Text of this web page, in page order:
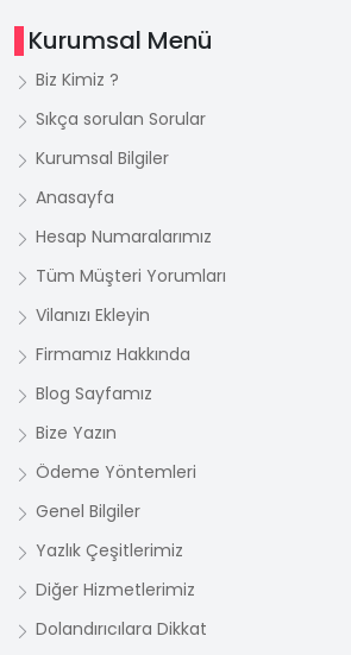
Kurumsal Menü
Biz Kimiz ?
Sıkça sorulan Sorular
Kurumsal Bilgiler
Anasayfa
Hesap Numaralarımız
Tüm Müşteri Yorumları
Vilanızı Ekleyin
Firmamız Hakkında
Blog Sayfamız
Bize Yazın
Ödeme Yöntemleri
Genel Bilgiler
Yazlık Çeşitlerimiz
Diğer Hizmetlerimiz
Dolandırıcılara Dikkat